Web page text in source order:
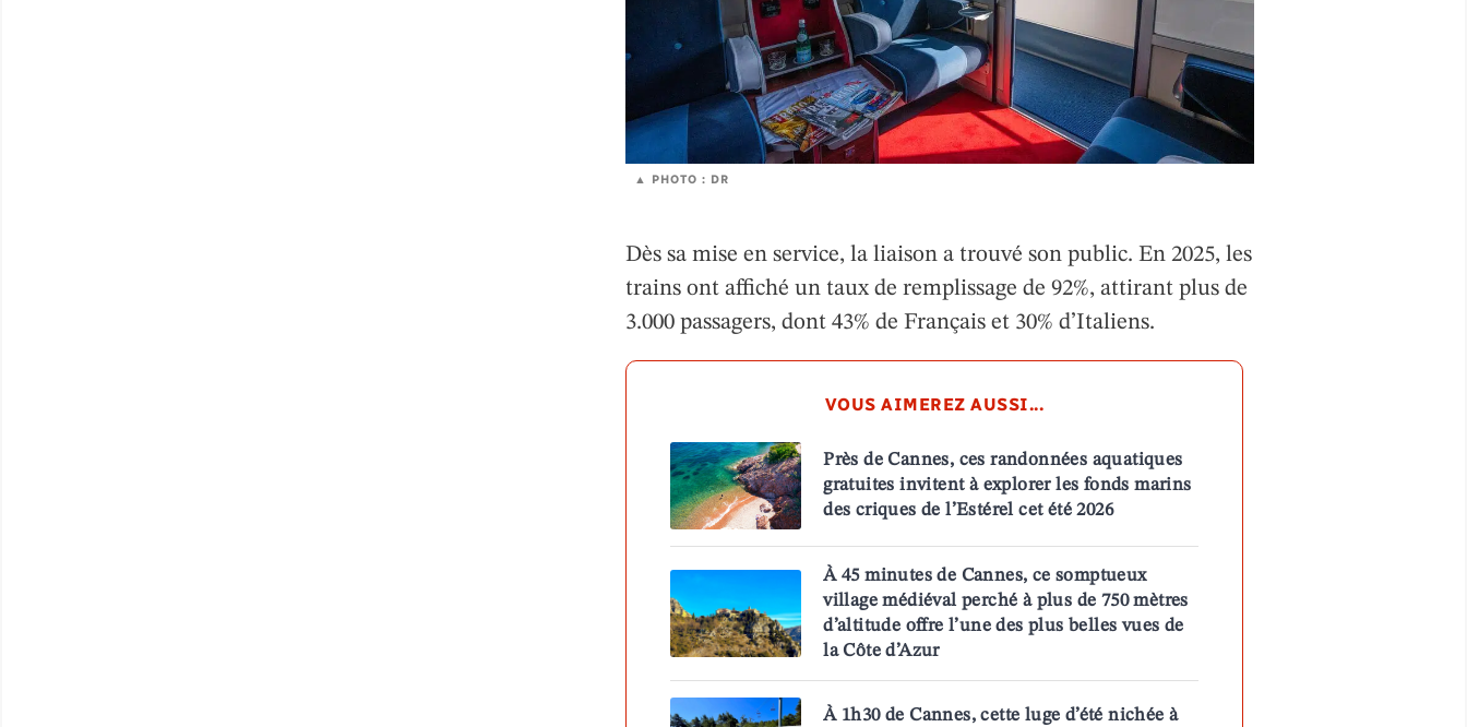
PHOTO : DR
Dès sa mise en service, la liaison a trouvé son public. En 2025, les
trains ont affiché un taux de remplissage de 92%, attirant plus de
3.000 passagers, dont 43% de Français et 30% d’Italiens.
VOUS AIMEREZ AUSSI...
Près de Cannes, ces randonnées aquatiques
gratuites invitent à explorer les fonds marins
des criques de l’Estérel cet été 2026
À 45 minutes de Cannes, ce somptueux
village médiéval perché à plus de 750 mètres
d’altitude offre l’une des plus belles vues de
la Côte d’Azur
À 1h30 de Cannes, cette luge d’été nichée à